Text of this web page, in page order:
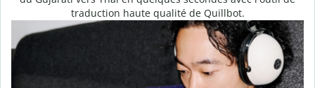
traduction haute qualité de Quillbot.